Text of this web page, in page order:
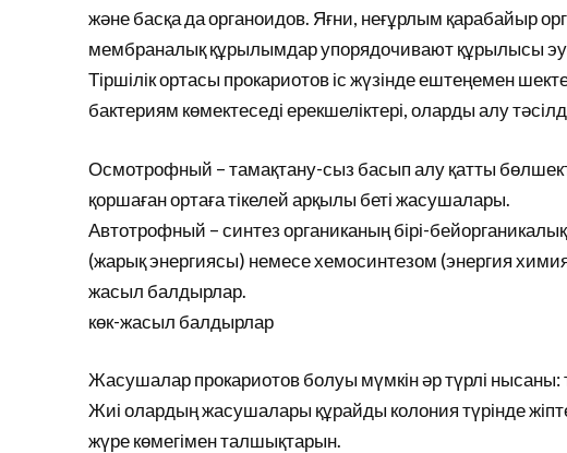
және басқа да органоидов. Яғни, неғұрлым қарабайыр
мембраналық құрылымдар упорядочивают құрылысы
Тіршілік ортасы прокариотов іс жүзінде ештеңемен
бактериям көмектеседі ерекшеліктері, оларды алу
Осмотрофный – тамақтану-сыз басып алу қатты
қоршаған ортаға тікелей арқылы беті жасушалары.
Автотрофный – синтез органиканың бірі-
(жарық энергиясы) немесе хемосинтезом (энергия
жасыл балдырлар.
көк-жасыл балдырлар
Жасушалар прокариотов болуы мүмкін әр түрлі нысаны:
Жиі олардың жасушалары құрайды колония түрінде
жүре көмегімен талшықтарын.